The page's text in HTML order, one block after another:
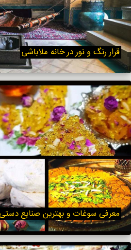
قرار رنگ و نور در خانه ملاباشی
معرفی سوغات و بهترین صنایع